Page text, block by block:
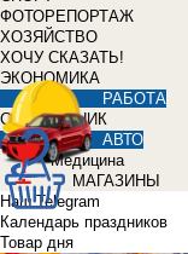
ФОТОРЕПОРТАЖ
ХОЗЯЙСТВО
ХОЧУ СКАЗАТЬ!
ЭКОНОМИКА
РАБОТА
СПРАВОЧНИК
АВТО
Медицина
МАГАЗИНЫ
Наш Telegram
Календарь праздников
Товар дня